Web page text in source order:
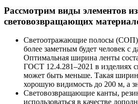
Рассмотрим виды элементов из
световозвращающих
Светоотражающие полосы
более заметным будет человек с
Оптимальная ширина ленты
ГОСТ 12.4.281–2021 в изделиях
может быть меньше. Такая
хорошую видимость до 200 м, а
Световозвращающие канты,
использоваться в качестве